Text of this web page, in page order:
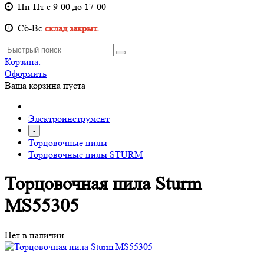
Пн-Пт с 9-00 до 17-00
Cб-Вс склад закрыт.
Корзина:
Оформить
Ваша корзина пуста
Электроинструмент
-
Торцовочные пилы
Торцовочные пилы STURM
Торцовочная пила Sturm
MS55305
Нет в наличии